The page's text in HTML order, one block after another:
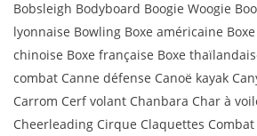
Bobsleigh Bodyboard Boogie Woogie
lyonnaise Bowling Boxe américaine
chinoise Boxe française Boxe
combat Canne défense Canoë kayak
Carrom Cerf volant Chanbara Char à
Cheerleading Cirque Claquettes